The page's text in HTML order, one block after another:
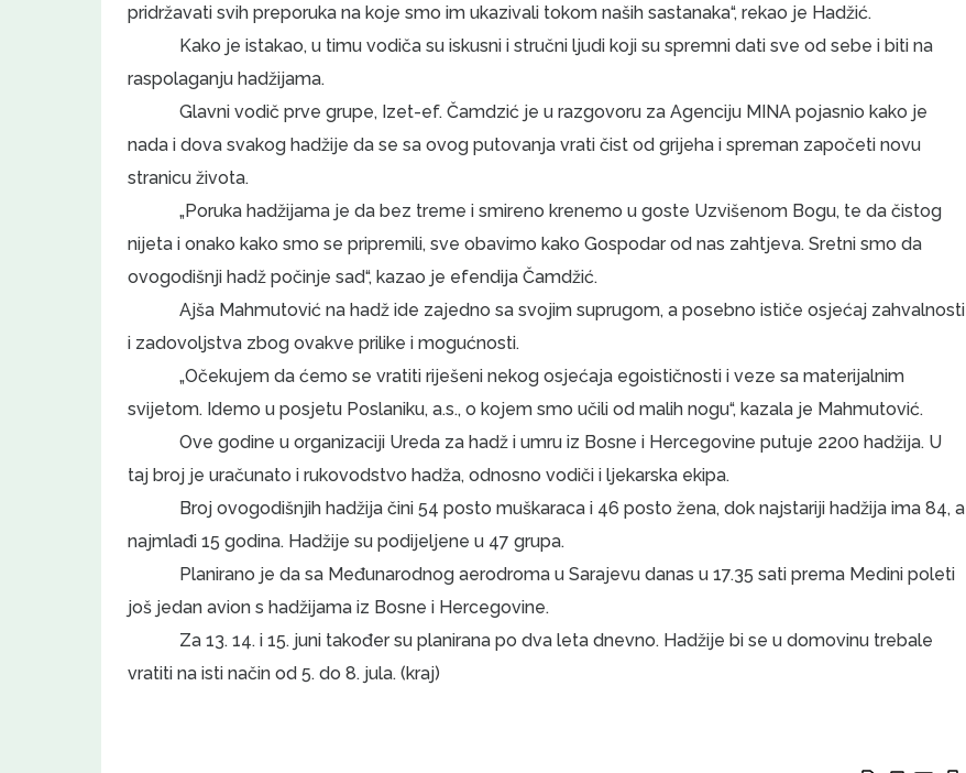
pridržavati svih preporuka na koje smo im ukazivali tokom naših sastanaka“, rekao je Hadžić.
Kako je istakao, u timu vodiča su iskusni i stručni ljudi koji su spremni dati sve od sebe i biti na
raspolaganju hadžijama.
Glavni vodič prve grupe, Izet-ef. Čamdzić je u razgovoru za Agenciju MINA pojasnio kako je
nada i dova svakog hadžije da se sa ovog putovanja vrati čist od grijeha i spreman započeti novu
stranicu života.
„Poruka hadžijama je da bez treme i smireno krenemo u goste Uzvišenom Bogu, te da čistog
nijeta i onako kako smo se pripremili, sve obavimo kako Gospodar od nas zahtjeva. Sretni smo da
ovogodišnji hadž počinje sad“, kazao je efendija Čamdžić.
Ajša Mahmutović na hadž ide zajedno sa svojim suprugom, a posebno ističe osjećaj zahvalnosti
i zadovoljstva zbog ovakve prilike i mogućnosti.
„Očekujem da ćemo se vratiti riješeni nekog osjećaja egoističnosti i veze sa materijalnim
svijetom. Idemo u posjetu Poslaniku, a.s., o kojem smo učili od malih nogu“, kazala je Mahmutović.
Ove godine u organizaciji Ureda za hadž i umru iz Bosne i Hercegovine putuje 2200 hadžija. U
taj broj je uračunato i rukovodstvo hadža, odnosno vodiči i ljekarska ekipa.
Broj ovogodišnjih hadžija čini 54 posto muškaraca i 46 posto žena, dok najstariji hadžija ima 84, a
najmlađi 15 godina. Hadžije su podijeljene u 47 grupa.
Planirano je da sa Međunarodnog aerodroma u Sarajevu danas u 17.35 sati prema Medini poleti
još jedan avion s hadžijama iz Bosne i Hercegovine.
Za 13. 14. i 15. juni također su planirana po dva leta dnevno. Hadžije bi se u domovinu trebale
vratiti na isti način od 5. do 8. jula. (kraj)